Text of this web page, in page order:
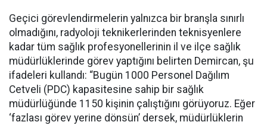
Geçici görevlendirmelerin yalnızca bir branşla sınırlı
olmadığını, radyoloji teknikerlerinden teknisyenlere
kadar tüm sağlık profesyonellerinin il ve ilçe sağlık
müdürlüklerinde görev yaptığını belirten Demircan, şu
ifadeleri kullandı: “Bugün 1000 Personel Dağılım
Cetveli (PDC) kapasitesine sahip bir sağlık
müdürlüğünde 1150 kişinin çalıştığını görüyoruz. Eğer
‘fazlası görev yerine dönsün’ dersek, müdürlüklerin